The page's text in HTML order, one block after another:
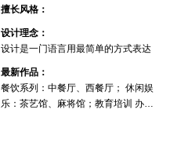
擅长风格：
设计理念：
设计是一门语言用最简单的方式表达
最新作品：
餐饮系列：中餐厅、西餐厅； 休闲娱
乐：茶艺馆、麻将馆；教育培训 办公